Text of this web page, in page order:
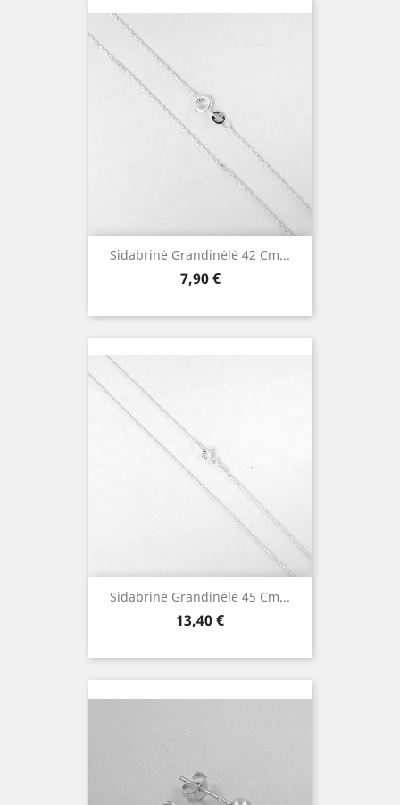
Sidabrinė Grandinėlė 42 Cm...
Kaina
7,90 €
Sidabrinė Grandinėlė 45 Cm...
Kaina
13,40 €